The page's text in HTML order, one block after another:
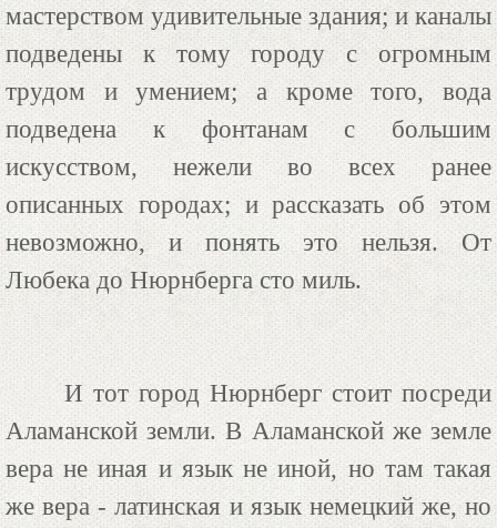
мастерством удивительные здания; и каналы
подведены к тому городу с огромным
трудом и умением; а кроме того, вода
подведена к фонтанам с большим
искусством, нежели во всех ранее
описанных городах; и рассказать об этом
невозможно, и понять это нельзя. От
Любека до Нюрнберга сто миль.
И тот город Нюрнберг стоит посреди
Аламанской земли. В Аламанской же земле
вера не иная и язык не иной, но там такая
же вера - латинская и язык немецкий же, но